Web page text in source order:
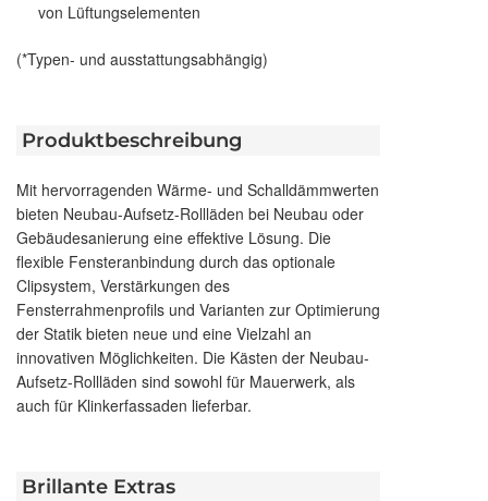
von Lüftungselementen
(*Typen- und ausstattungsabhängig)
Produktbeschreibung
Mit hervorragenden Wärme- und Schalldämmwerten
bieten Neubau-Aufsetz-Rollläden bei Neubau oder
Gebäudesanierung eine effektive Lösung. Die
flexible Fensteranbindung durch das optionale
Clipsystem, Verstärkungen des
Fensterrahmenprofils und Varianten zur Optimierung
der Statik bieten neue und eine Vielzahl an
innovativen Möglichkeiten. Die Kästen der Neubau-
Aufsetz-Rollläden sind sowohl für Mauerwerk, als
auch für Klinkerfassaden lieferbar.
Brillante Extras